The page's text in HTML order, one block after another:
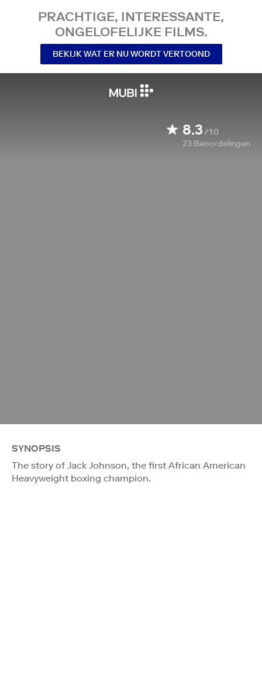
PRACHTIGE, INTERESSANTE,
ONGELOFELIJKE FILMS.
BEKIJK WAT ER NU WORDT VERTOOND
8.3/10
23 Beoordelingen
SYNOPSIS
The story of Jack Johnson, the first African American
Heavyweight boxing champion.